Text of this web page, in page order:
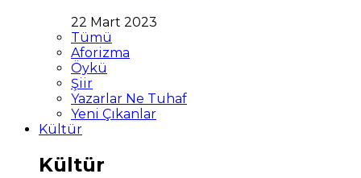
22 Mart 2023
Tümü
Aforizma
Öykü
Şiir
Yazarlar Ne Tuhaf
Yeni Çıkanlar
Kültür
Kültür